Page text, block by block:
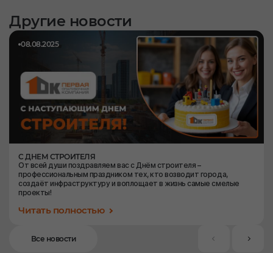
Другие новости
Все новости
С ДНЕМ СТРОИТЕЛЯ
От всей души поздравляем вас с Днём строителя –
профессиональным праздником тех, кто возводит города,
создаёт инфраструктуру и воплощает в жизнь самые смелые
проекты!
Читать полностью
08.08.2025